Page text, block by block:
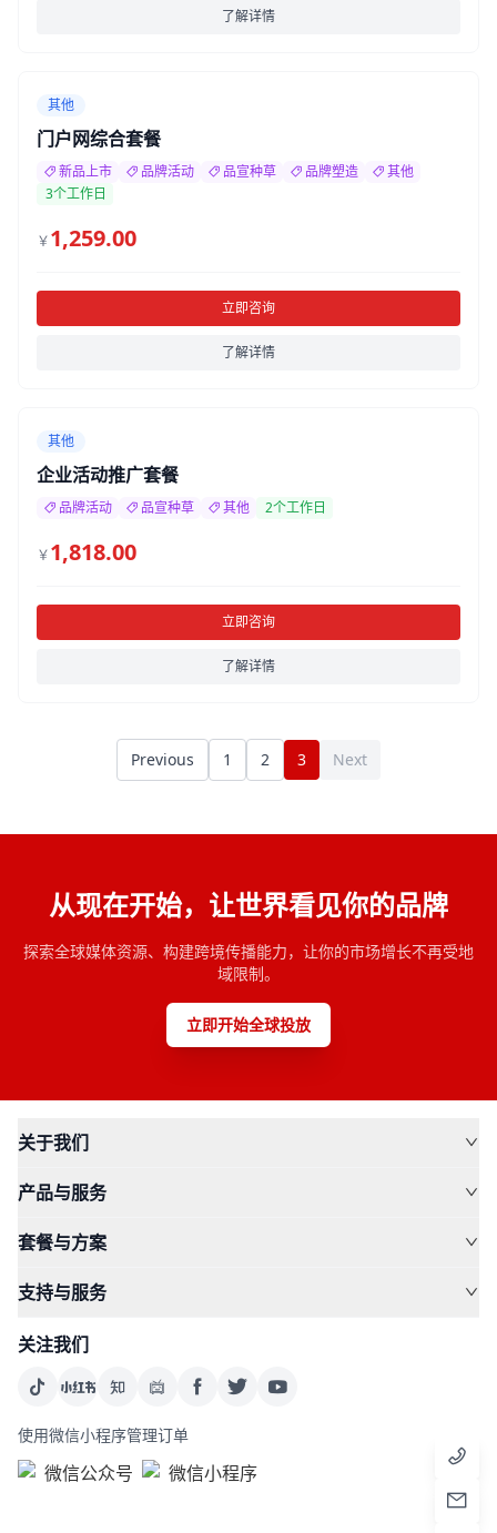
了解详情
其他
门户网综合套餐
新品上市 品牌活动 品宣种草 品牌塑造
其他
3个工作日
￥1,259.00
立即咨询
了解详情
其他
企业活动推广套餐
品牌活动 品宣种草 其他 2个工作日
￥1,818.00
立即咨询
了解详情
Previous 1 2 3 Next
从现在开始，让世界看见你的品牌
探索全球媒体资源、构建跨境传播能力，让你的市场增长不再受地
域限制。
立即开始全球投放
关于我们
产品与服务
套餐与方案
支持与服务
关注我们
使用微信小程序管理订单